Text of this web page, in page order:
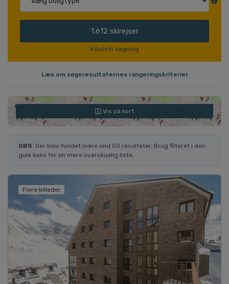
1.612 skirejser
Nulstil søgning
Læs om søgeresultaternes rangeringskriterier
Vis på kort
OBS: Der blev fundet mere end 50 resultater. Brug filteret i den
gule boks for en mere overskuelig liste.
Flere billeder